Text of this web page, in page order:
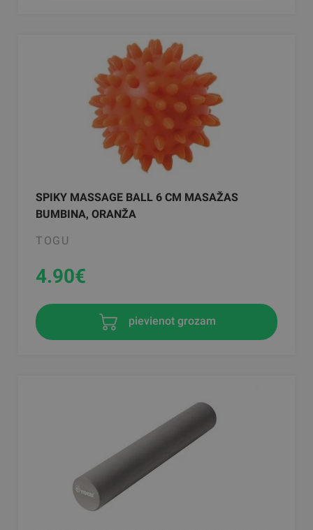
SPIKY MASSAGE BALL 6 CM MASAŽAS
BUMBINA, ORANŽA
TOGU
4.90€
pievienot grozam